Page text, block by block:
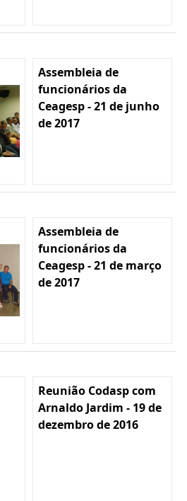
Assembleia de
funcionários da
Ceagesp - 21 de junho
de 2017
Assembleia de
funcionários da
Ceagesp - 21 de março
de 2017
Reunião Codasp com
Arnaldo Jardim - 19 de
dezembro de 2016